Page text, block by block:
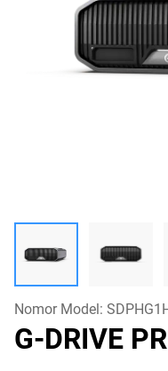
Nomor Model:
G-DRIVE